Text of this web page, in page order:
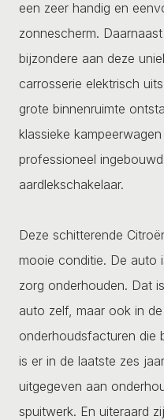
een zeer handig en
zonnescherm.
bijzondere aan deze
carrosserie elektrisch
grote binnenruimte
klassieke
professioneel
aardlekschakelaar.
Deze schitterende
mooie conditie. De auto
zorg onderhouden. Dat
auto zelf, maar ook in
onderhoudsfacturen die
is er in de laatste zes
uitgegeven aan
spuitwerk. En uiteraard